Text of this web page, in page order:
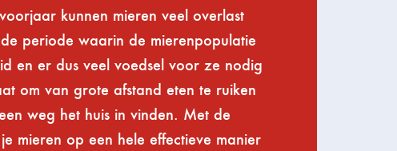
kunnen mieren veel overlast
periode waarin de mierenpopulatie
en er dus veel voedsel voor ze nodig
om van grote afstand eten te ruiken
weg het huis in vinden. Met de
mieren op een hele effectieve manier